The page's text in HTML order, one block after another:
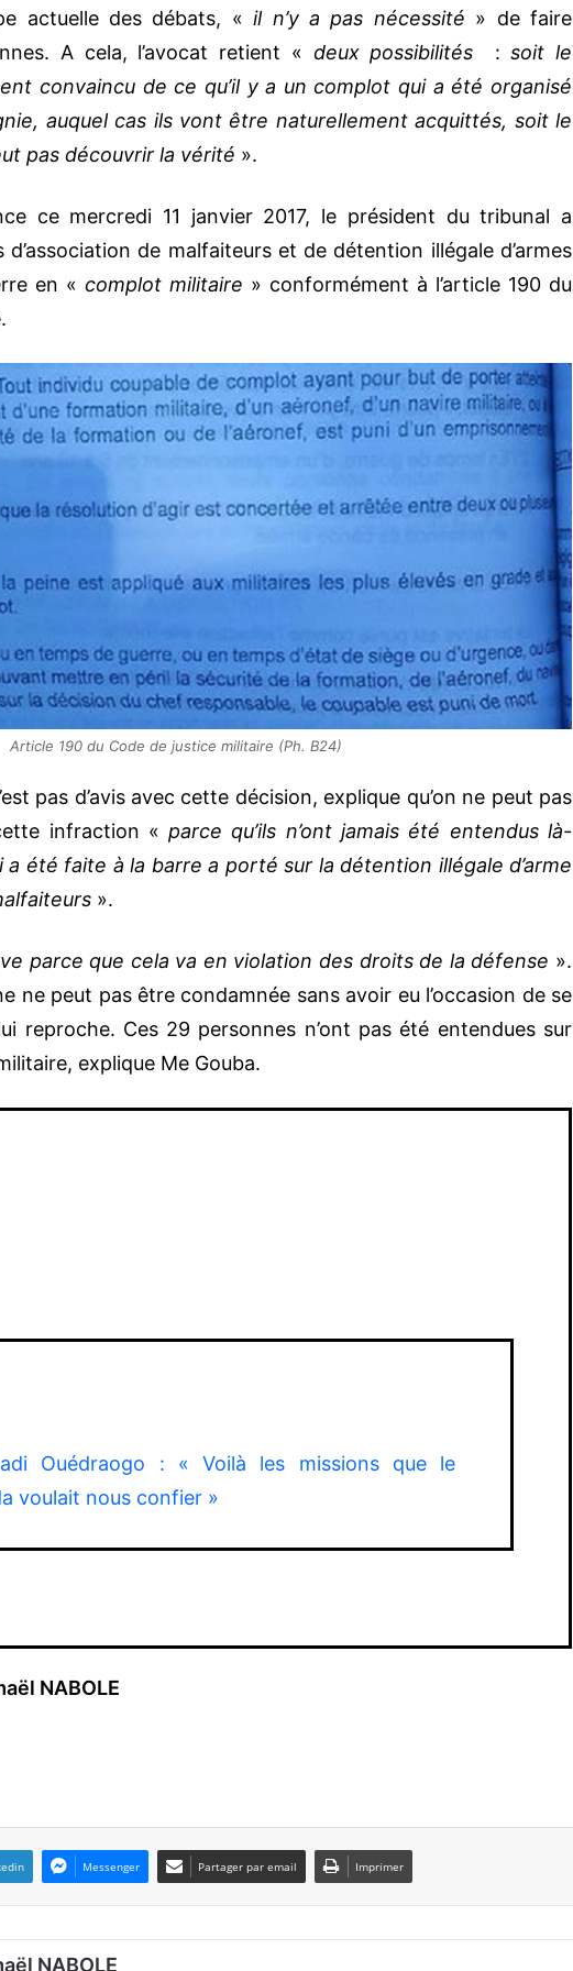
actuelle des débats, «il n’y a pas nécessité » de faire
A cela, l’avocat retient « deux possibilités :soit le
convaincu de ce qu’il y a un complot qui a été organisé
auquel cas ils vont être naturellement acquittés, soit le
pas découvrir la vérité ».
ce mercredi 11 janvier 2017, le président du tribunal a
de malfaiteurs et de détention illégale d’armes
en « complot militaire » conformément à l’article 190 du
Article 190 du Code de justice militaire (Ph. B24)
pas d’avis avec cette décision, explique qu’on ne peut pas
infraction «parce qu’ils n’ont jamais été entendus là-
a été faite à la barre a porté sur la détention illégale d’arme
».
parce que cela va en violation des droits de la défense ».
ne peut pas être condamnée sans avoir eu l’occasion de se
reproche. Ces 29 personnes n’ont pas été entendues sur
explique Me Gouba.
Ouédraogo : « Voilà les missions que le
voulait nous confier »
NABOLE
Messenger Partager par email Imprimer
NABOLE